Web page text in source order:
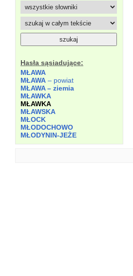
Hasła sąsiadujące:
MŁAWA
MŁAWA – powiat
MŁAWA – ziemia
MŁAWKA
MŁAWKA
MŁAWSKA
MŁOCK
MŁODOCHOWO
MŁODYNIN-JEŻE